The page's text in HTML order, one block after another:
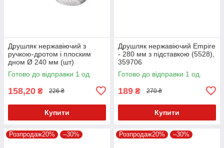
Друшляк нержавіючий з
ручкою-дротом і плоским
дном Ø 240 мм (шт)
Готово до відправки 1 од.
158,20 ₴ 226 ₴
Купити
Друшляк нержавіючий Empire
- 280 мм з підставкою (5528),
359706
Готово до відправки 1 од.
189 ₴ 270 ₴
Купити
Розпродаж20% –30% Розпродаж20% –30%